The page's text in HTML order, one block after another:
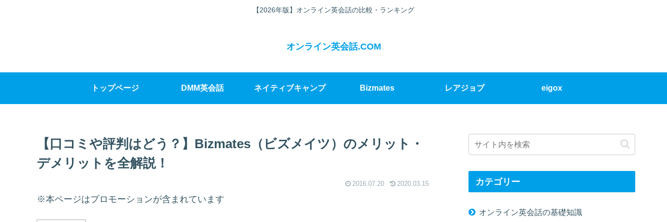
【2026年版】オンライン英会話の比較・ランキング
オンライン英会話.COM
トップページ DMM英会話 ネイティブキャンプ Bizmates レアジョブ eigox
【口コミや評判はどう？】Bizmates（ビズメイツ）のメリット・
デメリットを全解説！
2016.07.20 2020.03.15
※本ページはプロモーションが含まれています
カテゴリー
オンライン英会話の基礎知識